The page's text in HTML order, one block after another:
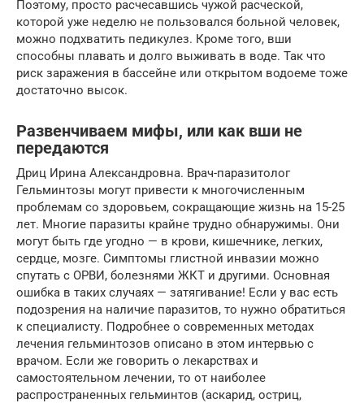
Поэтому, просто расчесавшись чужой расческой,
которой уже неделю не пользовался больной человек,
можно подхватить педикулез. Кроме того, вши
способны плавать и долго выживать в воде. Так что
риск заражения в бассейне или открытом водоеме тоже
достаточно высок.
Развенчиваем мифы, или как вши не
передаются
Дриц Ирина Александровна. Врач-паразитолог
Гельминтозы могут привести к многочисленным
проблемам со здоровьем, сокращающие жизнь на 15-25
лет. Многие паразиты крайне трудно обнаружимы. Они
могут быть где угодно — в крови, кишечнике, легких,
сердце, мозге. Симптомы глистной инвазии можно
спутать с ОРВИ, болезнями ЖКТ и другими. Основная
ошибка в таких случаях — затягивание! Если у вас есть
подозрения на наличие паразитов, то нужно обратиться
к специалисту. Подробнее о современных методах
лечения гельминтозов описано в этом интервью с
врачом. Если же говорить о лекарствах и
самостоятельном лечении, то от наиболее
распространенных гельминтов (аскарид, остриц,